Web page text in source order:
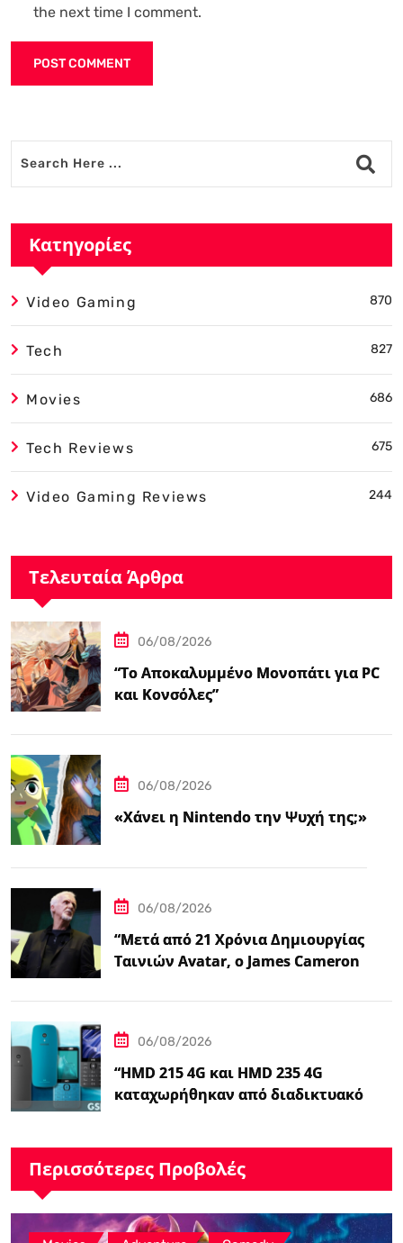
the next time I comment.
Κατηγορίες
Video Gaming 870
Tech 827
Movies 686
Tech Reviews 675
Video Gaming Reviews 244
Τελευταία Άρθρα
06/08/2026
“Το Αποκαλυμμένο Μονοπάτι για PC
και Κονσόλες”
06/08/2026
«Χάνει η Nintendo την Ψυχή της;»
06/08/2026
“Μετά από 21 Χρόνια Δημιουργίας
Ταινιών Avatar, ο James Cameron
06/08/2026
“HMD 215 4G και HMD 235 4G
καταχωρήθηκαν από διαδικτυακό
Περισσότερες Προβολές